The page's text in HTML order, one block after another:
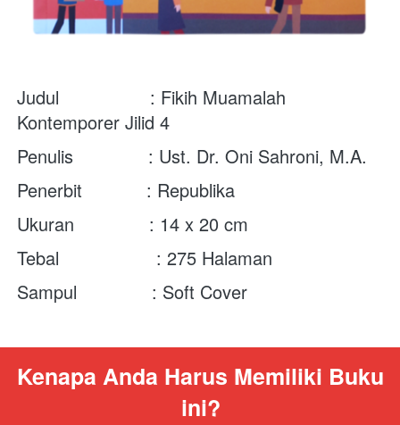
Judul                 : Fikih Muamalah
Kontemporer Jilid 4
Penulis              : Ust. Dr. Oni Sahroni, M.A.
Penerbit            : Republika
Ukuran              : 14 x 20 cm
Tebal	          : 275 Halaman
Sampul              : Soft Cover
Kenapa Anda Harus Memiliki Buku
ini?